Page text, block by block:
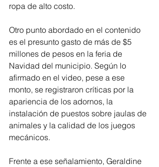
ropa de alto costo.
Otro punto abordado en el contenido
es el presunto gasto de más de $5
millones de pesos en la feria de
Navidad del municipio. Según lo
afirmado en el video, pese a ese
monto, se registraron críticas por la
apariencia de los adornos, la
instalación de puestos sobre jaulas de
animales y la calidad de los juegos
mecánicos.
Frente a ese señalamiento, Geraldine